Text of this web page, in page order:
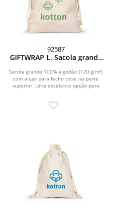
92587
GIFTWRAP L. Sacola grande
Sacola grande 100% algodão (120 g/m²)
com alças para fecho total na parte
superior. Uma excelente opção para